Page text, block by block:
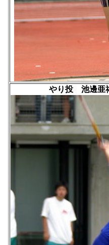
やり投 池邊亜